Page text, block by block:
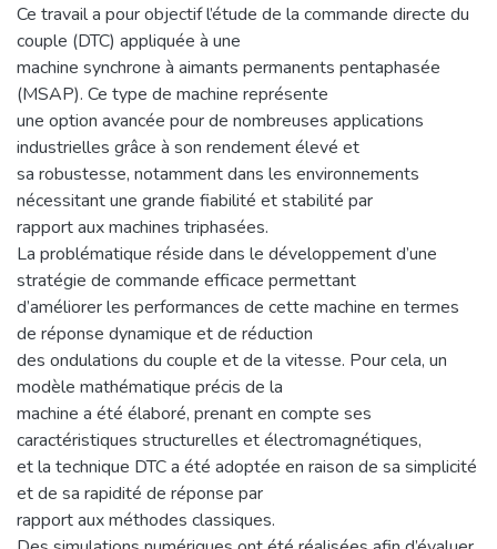
Ce travail a pour objectif l’étude de la commande directe du
couple (DTC) appliquée à une
machine synchrone à aimants permanents pentaphasée
(MSAP). Ce type de machine représente
une option avancée pour de nombreuses applications
industrielles grâce à son rendement élevé et
sa robustesse, notamment dans les environnements
nécessitant une grande fiabilité et stabilité par
rapport aux machines triphasées.
La problématique réside dans le développement d’une
stratégie de commande efficace permettant
d’améliorer les performances de cette machine en termes
de réponse dynamique et de réduction
des ondulations du couple et de la vitesse. Pour cela, un
modèle mathématique précis de la
machine a été élaboré, prenant en compte ses
caractéristiques structurelles et électromagnétiques,
et la technique DTC a été adoptée en raison de sa simplicité
et de sa rapidité de réponse par
rapport aux méthodes classiques.